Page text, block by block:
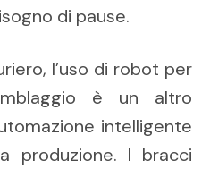
di pause.
l’uso di robot per
è un altro
intelligente
produzione. I bracci